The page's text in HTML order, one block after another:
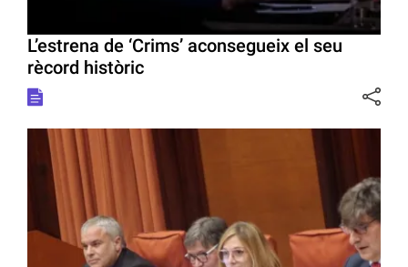
L’estrena de ‘Crims’ aconsegueix el seu
rècord històric